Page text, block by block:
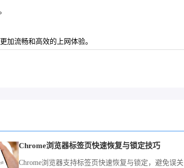
加流畅和高效的上网体验。
Chrome浏览器标签页快速恢复与锁定技巧
Chrome浏览器支持标签页快速恢复与锁定，避免误关